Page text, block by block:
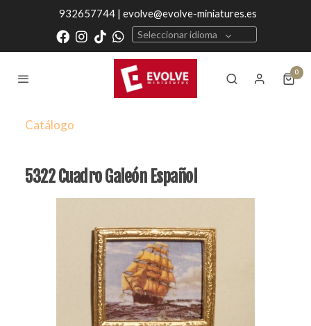
932657744 | evolve@evolve-miniatures.es
Seleccionar idioma
0
Catálogo
5322 Cuadro Galeón Español